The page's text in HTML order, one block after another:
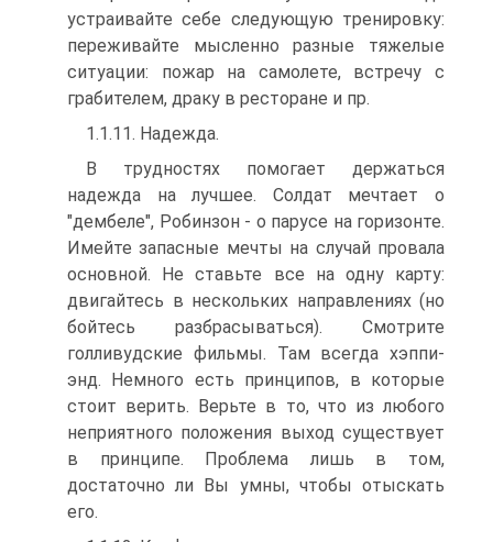
устраивайте себе следующую тренировку:
переживайте мысленно разные тяжелые
ситуации: пожар на самолете, встречу с
грабителем, драку в ресторане и пр.
1.1.11. Надежда.
В трудностях помогает держаться
надежда на лучшее. Солдат мечтает о
"дембеле", Робинзон - о парусе на горизонте.
Имейте запасные мечты на случай провала
основной. Не ставьте все на одну карту:
двигайтесь в нескольких направлениях (но
бойтесь разбрасываться). Смотрите
голливудские фильмы. Там всегда хэппи-
энд. Немного есть принципов, в которые
стоит верить. Верьте в то, что из любого
неприятного положения выход существует
в принципе. Проблема лишь в том,
достаточно ли Вы умны, чтобы отыскать
его.